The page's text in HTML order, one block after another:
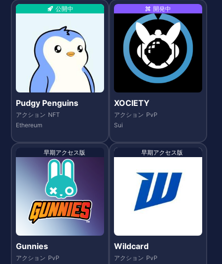
公開中
Pudgy Penguins
アクション NFT
Ethereum
開発中
XOCIETY
アクション PvP
Sui
早期アクセス版
Gunnies
アクション PvP
早期アクセス版
Wildcard
アクション PvP